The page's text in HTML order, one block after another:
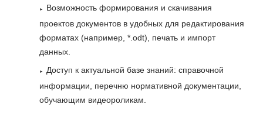
Возможность формирования и скачивания
проектов документов в удобных для редактирования
форматах (например, *.odt), печать и импорт
данных.
Доступ к актуальной базе знаний: справочной
информации, перечню нормативной документации,
обучающим видеороликам.